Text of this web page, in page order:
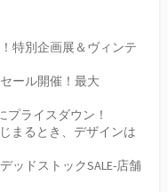
特別企画展＆ヴィンテ
ール開催！最大
プライスダウン！
まるとき、デザインは
ッドストックSALE-店舗